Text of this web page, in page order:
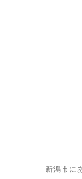
新潟市に